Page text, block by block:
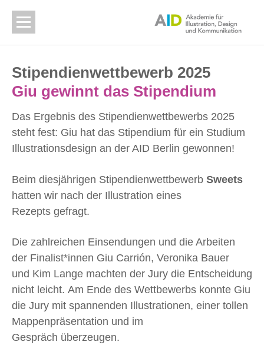
Stipendienwettbewerb 2025
Giu gewinnt das Stipendium
Das Ergebnis des Stipendienwettbewerbs 2025
steht fest: Giu hat das Stipendium für ein Studium
Illustrationsdesign an der AID Berlin gewonnen!
Beim diesjährigen Stipendienwettbewerb Sweets
hatten wir nach der Illustration eines
Rezepts gefragt.
Die zahlreichen Einsendungen und die Arbeiten
der Finalist*innen Giu Carrión, Veronika Bauer
und Kim Lange machten der Jury die Entscheidung
nicht leicht. Am Ende des Wettbewerbs konnte Giu
die Jury mit spannenden Illustrationen, einer tollen
Mappenpräsentation und im
Gespräch überzeugen.